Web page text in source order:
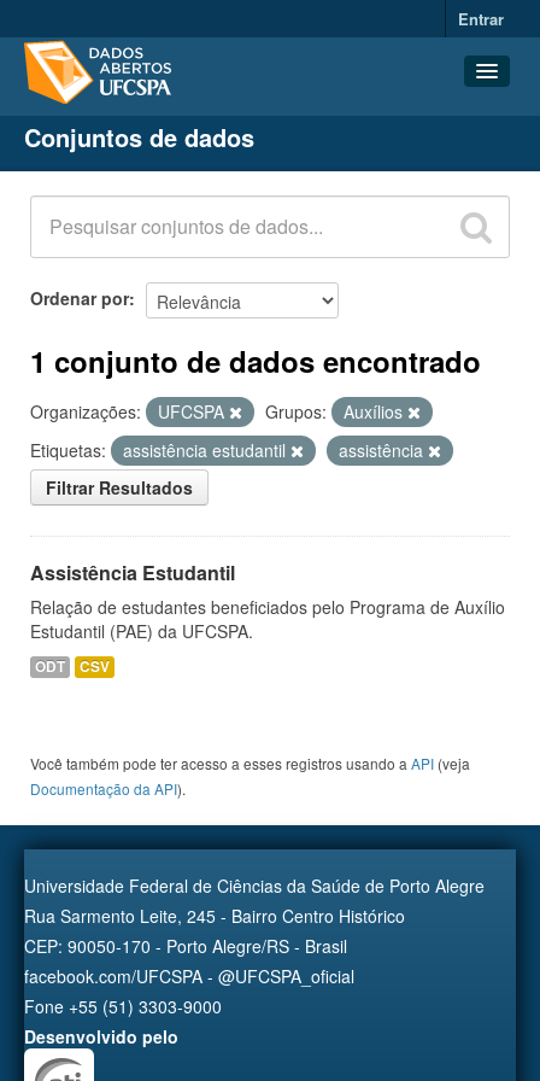
Entrar
Conjuntos de dados
Organizações
Grupos
Sobre
Conjuntos de dados
Ordenar por
1 conjunto de dados encontrado
Organizações: UFCSPA Grupos:
Auxílios
Etiquetas:
assistência estudantil
assistência
Filtrar Resultados
Assistência Estudantil
Relação de estudantes beneficiados pelo Programa de Auxílio
Estudantil (PAE) da UFCSPA.
ODT CSV
Você também pode ter acesso a esses registros usando a API (veja
Documentação da API).
Universidade Federal de Ciências da Saúde de Porto Alegre
Rua Sarmento Leite, 245 - Bairro Centro Histórico
CEP: 90050-170 - Porto Alegre/RS - Brasil
facebook.com/UFCSPA - @UFCSPA_oficial
Fone +55 (51) 3303-9000
Desenvolvido pelo